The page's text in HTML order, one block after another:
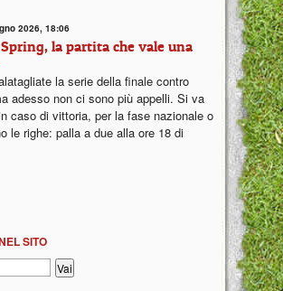
2026, 18:06
la partita che vale una
la serie della finale contro
adesso non ci sono più appelli. Si va
caso di vittoria, per la fase nazionale o
le righe: palla a due alla ore 18 di
SITO